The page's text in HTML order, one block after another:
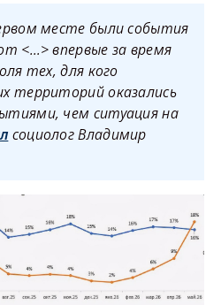
месте были события
<…> впервые за время
тех, для кого
территорий оказались
чем ситуация на
социолог Владимир